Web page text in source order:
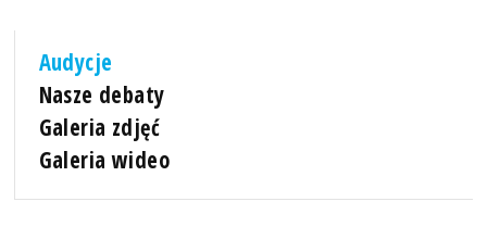
Audycje
Nasze debaty
Galeria zdjęć
Galeria wideo